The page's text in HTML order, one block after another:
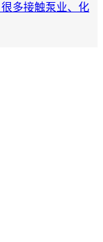
多接触泵业、化